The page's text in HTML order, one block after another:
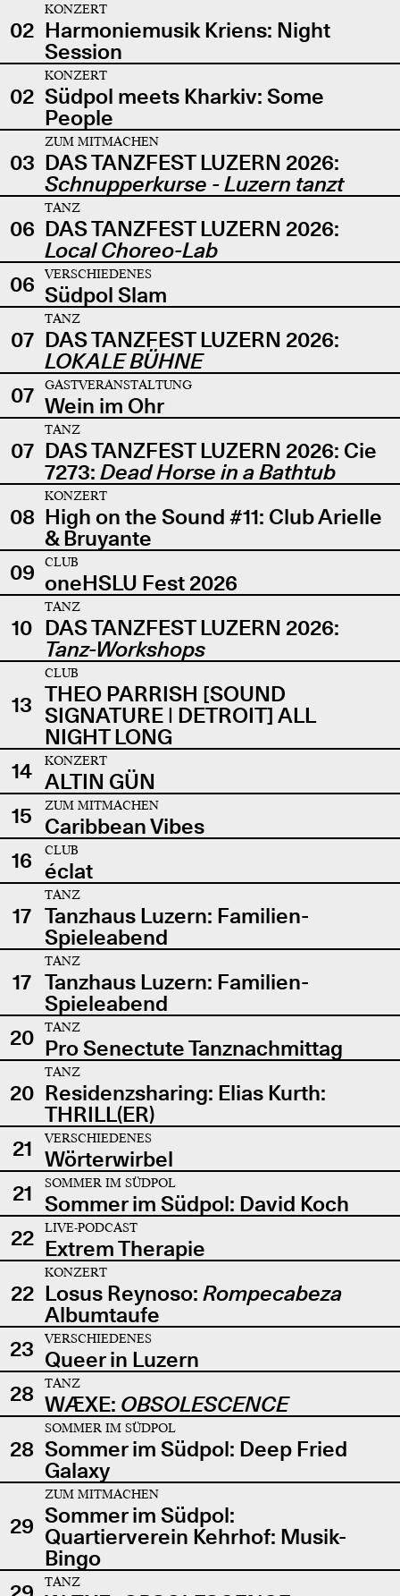
02
KONZERT
Harmoniemusik Kriens: Night
Session
02
KONZERT
Südpol meets Kharkiv: Some
People
03
ZUM MITMACHEN
DAS TANZFEST LUZERN 2026:
Schnupperkurse - Luzern tanzt
06
TANZ
DAS TANZFEST LUZERN 2026:
Local Choreo-Lab
06
VERSCHIEDENES
Südpol Slam
07
TANZ
DAS TANZFEST LUZERN 2026:
LOKALE BÜHNE
07
GASTVERANSTALTUNG
Wein im Ohr
07
TANZ
DAS TANZFEST LUZERN 2026: Cie
7273: Dead Horse in a Bathtub
08
KONZERT
High on the Sound #11: Club Arielle
& Bruyante
09
CLUB
oneHSLU Fest 2026
10
TANZ
DAS TANZFEST LUZERN 2026:
Tanz-Workshops
13
CLUB
THEO PARRISH [SOUND
SIGNATURE | DETROIT] ALL
NIGHT LONG
14
KONZERT
ALTIN GÜN
15
ZUM MITMACHEN
Caribbean Vibes
16
CLUB
éclat
17
TANZ
Tanzhaus Luzern: Familien-
Spieleabend
17
TANZ
Tanzhaus Luzern: Familien-
Spieleabend
20
TANZ
Pro Senectute Tanznachmittag
20
TANZ
Residenzsharing: Elias Kurth:
THRILL(ER)
21
VERSCHIEDENES
Wörterwirbel
21
SOMMER IM SÜDPOL
Sommer im Südpol: David Koch
22
LIVE-PODCAST
Extrem Therapie
22
KONZERT
Losus Reynoso: Rompecabeza
Albumtaufe
23
VERSCHIEDENES
Queer in Luzern
28
TANZ
WÆXE: OBSOLESCENCE
28
SOMMER IM SÜDPOL
Sommer im Südpol: Deep Fried
Galaxy
29
ZUM MITMACHEN
Sommer im Südpol:
Quartierverein Kehrhof: Musik-
Bingo
TANZ